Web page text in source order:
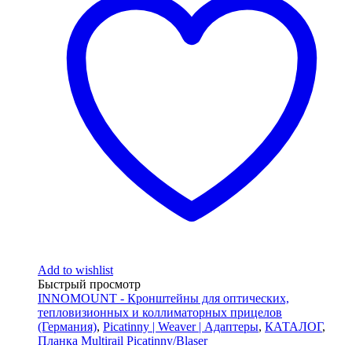
Add to wishlist
Быстрый просмотр
INNOMOUNT - Кронштейны для оптических,
тепловизионных и коллиматорных прицелов
(Германия), Picatinny | Weaver | Адаптеры, КАТАЛОГ,
Планка Multirail Picatinny/Blaser